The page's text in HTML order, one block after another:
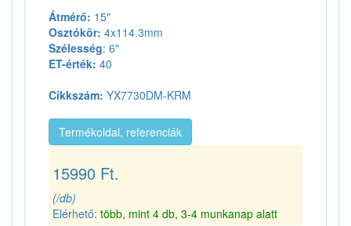
Átmérő: 15"
Osztókör: 4x114.3mm
Szélesség: 6"
ET-érték: 40
Cikkszám: YX7730DM-KRM
Termékoldal, referenciák
15990 Ft.
(/db)
Elérhető: több, mint 4 db, 3-4 munkanap alatt